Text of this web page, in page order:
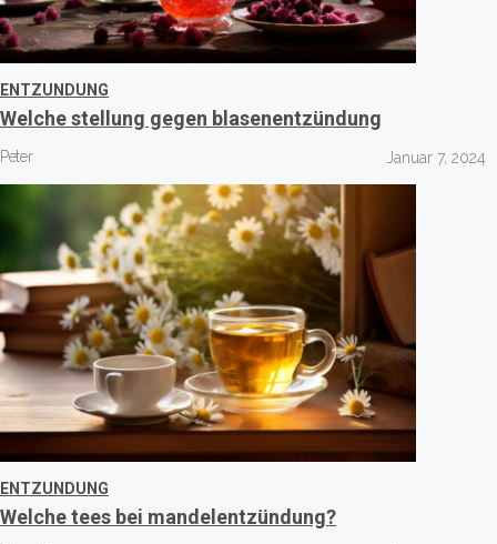
ENTZUNDUNG
Welche stellung gegen blasenentzündung
Peter Januar 7, 2024
ENTZUNDUNG
Welche tees bei mandelentzündung?